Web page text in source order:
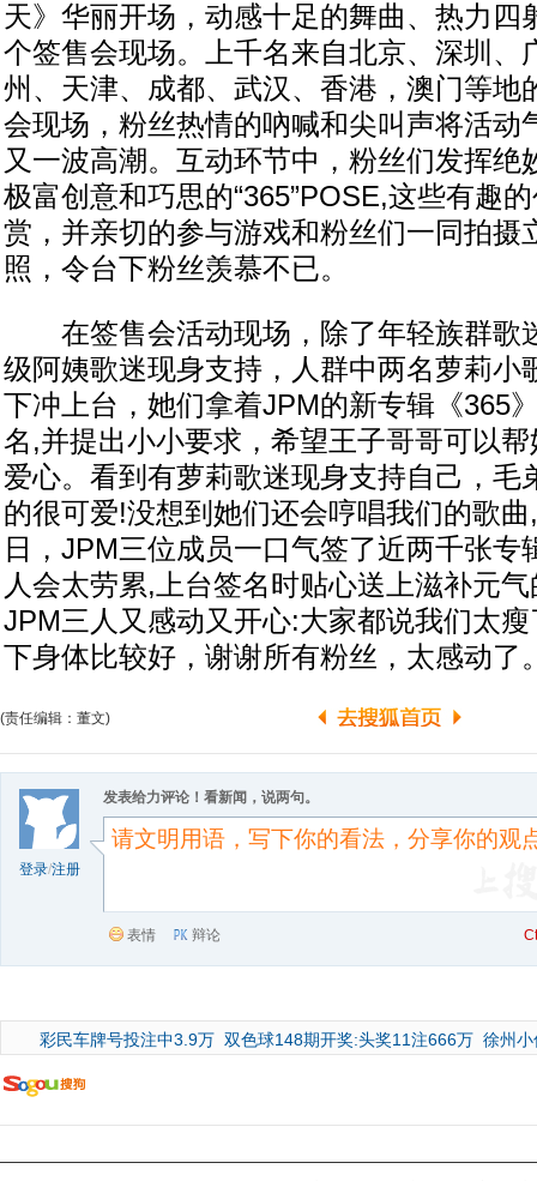
天》华丽开场，动感十足的舞曲、热力四
个签售会现场。上千名来自北京、深圳、
州、天津、成都、武汉、香港，澳门等地
会现场，粉丝热情的吶喊和尖叫声将活动
又一波高潮。互动环节中，粉丝们发挥绝
极富创意和巧思的“365”POSE,这些有趣
赏，并亲切的参与游戏和粉丝们一同拍摄
照，令台下粉丝羡慕不已。
在签售会活动现场，除了年轻族群歌
级阿姨歌迷现身支持，人群中两名萝莉小
下冲上台，她们拿着JPM的新专辑《365
名,并提出小小要求，希望王子哥哥可以
爱心。看到有萝莉歌迷现身支持自己，毛
的很可爱!没想到她们还会哼唱我们的歌
日，JPM三位成员一口气签了近两千张专
人会太劳累,上台签名时贴心送上滋补元
JPM三人又感动又开心:大家都说我们太
下身体比较好，谢谢所有粉丝，太感动了
(责任编辑：董文)
登录/注册
发表给力评论！看新闻，说两句。
表情 辩论
彩民车牌号投注中3.9万 双色球148期开奖:头奖11注666万 徐州